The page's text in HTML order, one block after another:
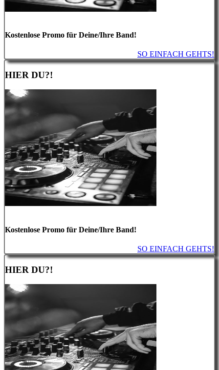
Kostenlose Promo für Deine/Ihre Band!
SO EINFACH GEHTS!
HIER DU?!
Kostenlose Promo für Deine/Ihre Band!
SO EINFACH GEHTS!
HIER DU?!